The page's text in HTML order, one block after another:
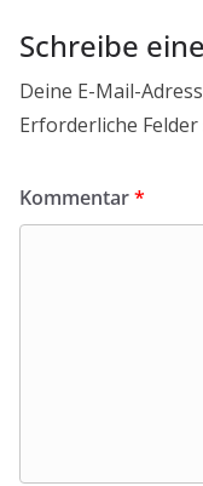
Schreibe
Deine E-Mail-
Erforderliche
Kommentar*